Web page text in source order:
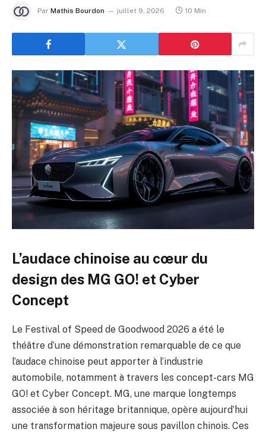
Par Mathis Bourdon juillet 9, 2026 10 Min
L’audace chinoise au cœur du
design des MG GO! et Cyber
Concept
Le Festival of Speed de Goodwood 2026 a été le
théâtre d’une démonstration remarquable de ce que
l’audace chinoise peut apporter à l’industrie
automobile, notamment à travers les concept-cars MG
GO! et Cyber Concept. MG, une marque longtemps
associée à son héritage britannique, opère aujourd’hui
une transformation majeure sous pavillon chinois. Ces